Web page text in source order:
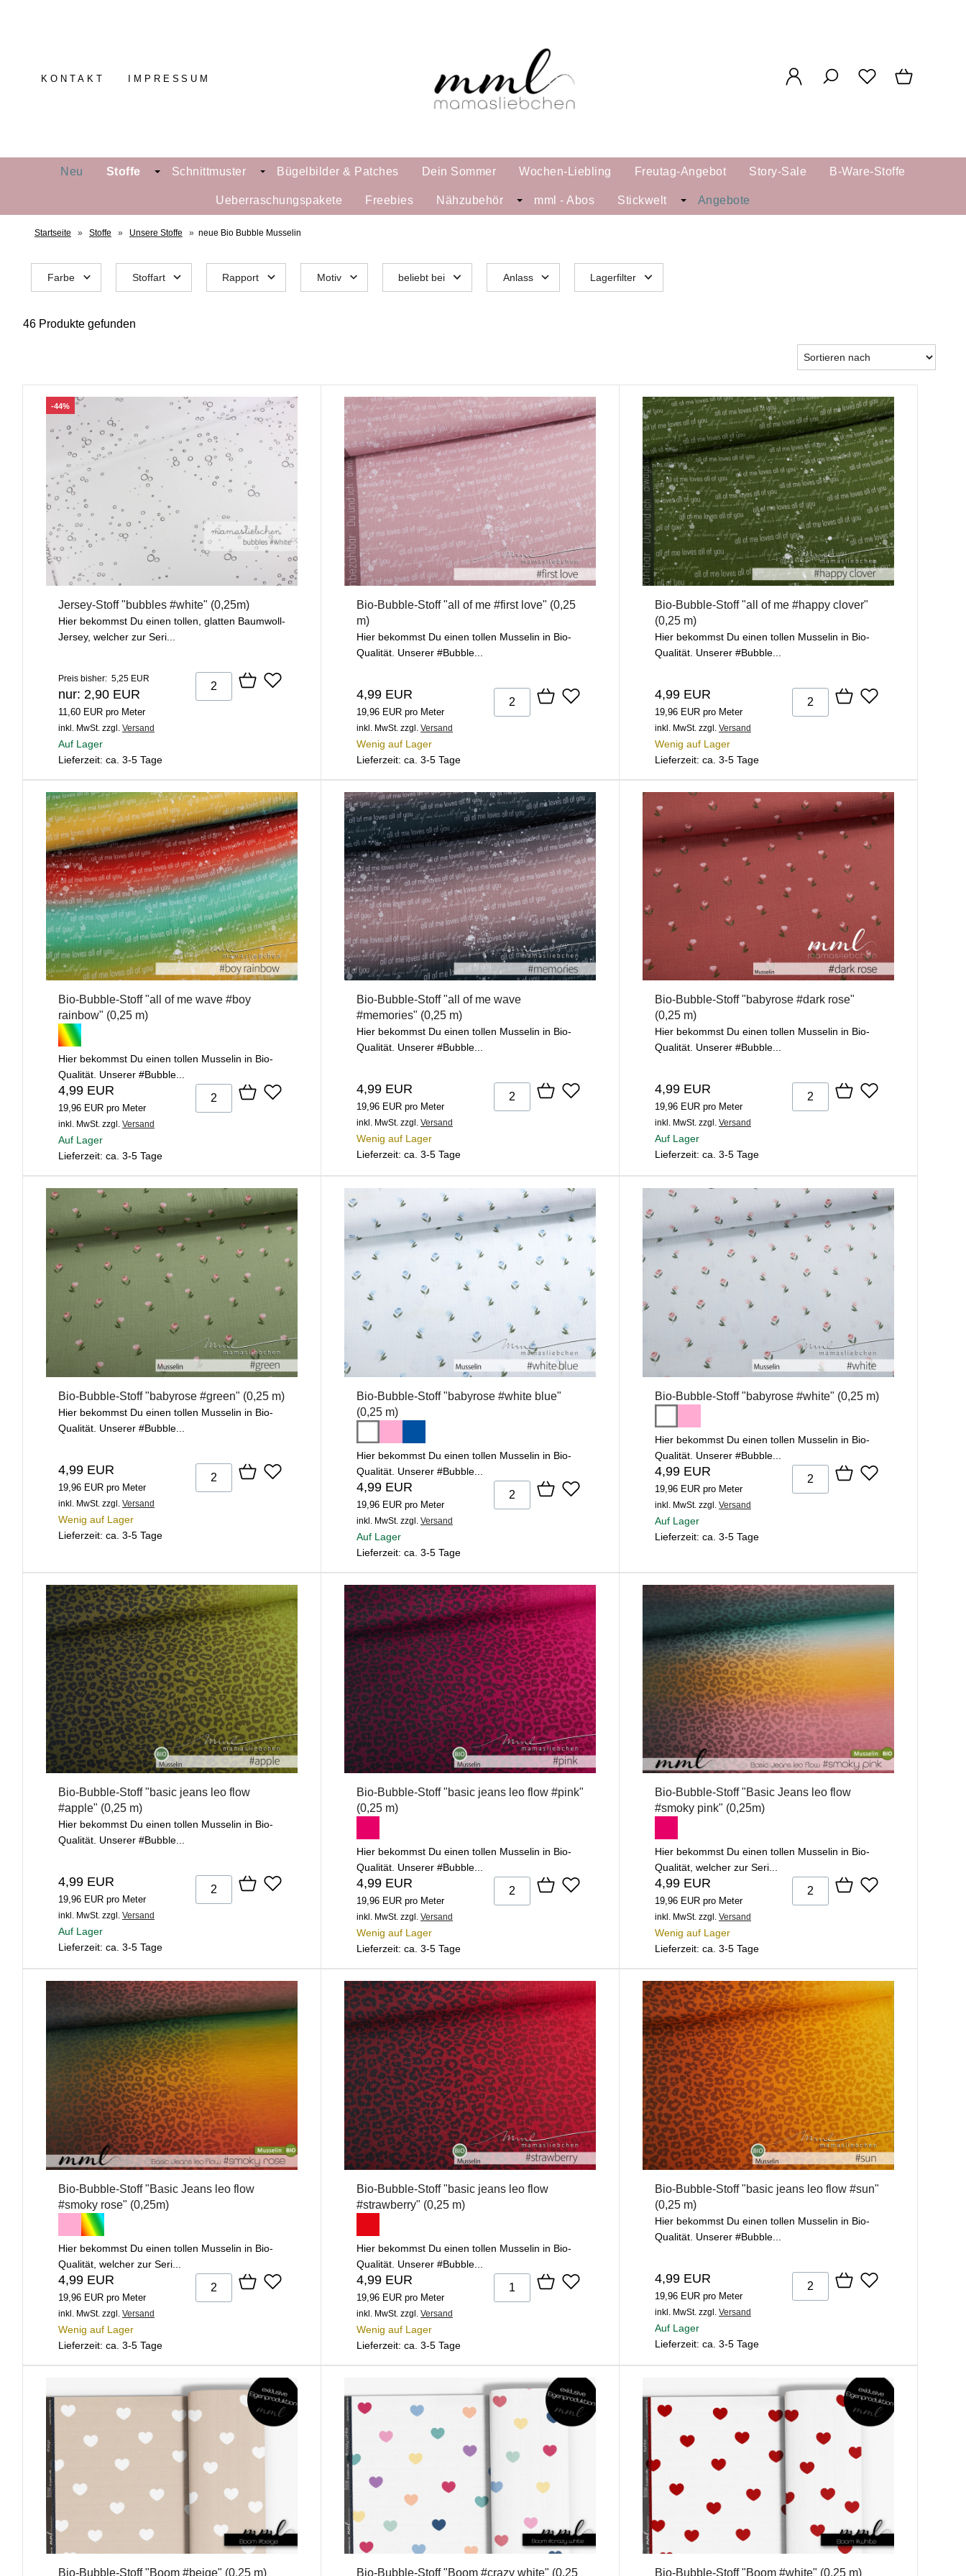
KONTAKT IMPRESSUM
Neu Stoffe Schnittmuster Bügelbilder & Patches Dein Sommer Wochen-Liebling Freutag-Angebot Story-Sale B-Ware-Stoffe
Ueberraschungspakete Freebies Nähzubehör mml - Abos Stickwelt Angebote
Startseite » Stoffe » Unsere Stoffe » neue Bio Bubble Musselin
Farbe Stoffart Rapport Motiv beliebt bei Anlass Lagerfilter
46 Produkte gefunden
-44%
Jersey-Stoff "bubbles #white" (0,25m)
Hier bekommst Du einen tollen, glatten Baumwoll-
Jersey, welcher zur Seri...
Preis bisher: 5,25 EUR
nur: 2,90 EUR
11,60 EUR pro Meter
inkl. MwSt. zzgl. Versand
Auf Lager
Lieferzeit: ca. 3-5 Tage
Bio-Bubble-Stoff "all of me #first love" (0,25
m)
Hier bekommst Du einen tollen Musselin in Bio-
Qualität. Unserer #Bubble...
4,99 EUR
19,96 EUR pro Meter
inkl. MwSt. zzgl. Versand
Wenig auf Lager
Lieferzeit: ca. 3-5 Tage
Bio-Bubble-Stoff "all of me #happy clover"
(0,25 m)
Hier bekommst Du einen tollen Musselin in Bio-
Qualität. Unserer #Bubble...
4,99 EUR
19,96 EUR pro Meter
inkl. MwSt. zzgl. Versand
Wenig auf Lager
Lieferzeit: ca. 3-5 Tage
Bio-Bubble-Stoff "all of me wave #boy
rainbow" (0,25 m)
Hier bekommst Du einen tollen Musselin in Bio-
Qualität. Unserer #Bubble...
4,99 EUR
19,96 EUR pro Meter
inkl. MwSt. zzgl. Versand
Auf Lager
Lieferzeit: ca. 3-5 Tage
Bio-Bubble-Stoff "all of me wave
#memories" (0,25 m)
Hier bekommst Du einen tollen Musselin in Bio-
Qualität. Unserer #Bubble...
4,99 EUR
19,96 EUR pro Meter
inkl. MwSt. zzgl. Versand
Wenig auf Lager
Lieferzeit: ca. 3-5 Tage
Bio-Bubble-Stoff "babyrose #dark rose"
(0,25 m)
Hier bekommst Du einen tollen Musselin in Bio-
Qualität. Unserer #Bubble...
4,99 EUR
19,96 EUR pro Meter
inkl. MwSt. zzgl. Versand
Auf Lager
Lieferzeit: ca. 3-5 Tage
Bio-Bubble-Stoff "babyrose #green" (0,25 m)
Hier bekommst Du einen tollen Musselin in Bio-
Qualität. Unserer #Bubble...
4,99 EUR
19,96 EUR pro Meter
inkl. MwSt. zzgl. Versand
Wenig auf Lager
Lieferzeit: ca. 3-5 Tage
Bio-Bubble-Stoff "babyrose #white blue"
(0,25 m)
Hier bekommst Du einen tollen Musselin in Bio-
Qualität. Unserer #Bubble...
4,99 EUR
19,96 EUR pro Meter
inkl. MwSt. zzgl. Versand
Auf Lager
Lieferzeit: ca. 3-5 Tage
Bio-Bubble-Stoff "babyrose #white" (0,25 m)
Hier bekommst Du einen tollen Musselin in Bio-
Qualität. Unserer #Bubble...
4,99 EUR
19,96 EUR pro Meter
inkl. MwSt. zzgl. Versand
Auf Lager
Lieferzeit: ca. 3-5 Tage
Bio-Bubble-Stoff "basic jeans leo flow
#apple" (0,25 m)
Hier bekommst Du einen tollen Musselin in Bio-
Qualität. Unserer #Bubble...
4,99 EUR
19,96 EUR pro Meter
inkl. MwSt. zzgl. Versand
Auf Lager
Lieferzeit: ca. 3-5 Tage
Bio-Bubble-Stoff "basic jeans leo flow #pink"
(0,25 m)
Hier bekommst Du einen tollen Musselin in Bio-
Qualität. Unserer #Bubble...
4,99 EUR
19,96 EUR pro Meter
inkl. MwSt. zzgl. Versand
Wenig auf Lager
Lieferzeit: ca. 3-5 Tage
Bio-Bubble-Stoff "Basic Jeans leo flow
#smoky pink" (0,25m)
Hier bekommst Du einen tollen Musselin in Bio-
Qualität, welcher zur Seri...
4,99 EUR
19,96 EUR pro Meter
inkl. MwSt. zzgl. Versand
Wenig auf Lager
Lieferzeit: ca. 3-5 Tage
Bio-Bubble-Stoff "Basic Jeans leo flow
#smoky rose" (0,25m)
Hier bekommst Du einen tollen Musselin in Bio-
Qualität, welcher zur Seri...
4,99 EUR
19,96 EUR pro Meter
inkl. MwSt. zzgl. Versand
Wenig auf Lager
Lieferzeit: ca. 3-5 Tage
Bio-Bubble-Stoff "basic jeans leo flow
#strawberry" (0,25 m)
Hier bekommst Du einen tollen Musselin in Bio-
Qualität. Unserer #Bubble...
4,99 EUR
19,96 EUR pro Meter
inkl. MwSt. zzgl. Versand
Wenig auf Lager
Lieferzeit: ca. 3-5 Tage
Bio-Bubble-Stoff "basic jeans leo flow #sun"
(0,25 m)
Hier bekommst Du einen tollen Musselin in Bio-
Qualität. Unserer #Bubble...
4,99 EUR
19,96 EUR pro Meter
inkl. MwSt. zzgl. Versand
Auf Lager
Lieferzeit: ca. 3-5 Tage
Bio-Bubble-Stoff "Boom #beige" (0,25 m) Bio-Bubble-Stoff "Boom #crazy white" (0,25 Bio-Bubble-Stoff "Boom #white" (0,25 m)